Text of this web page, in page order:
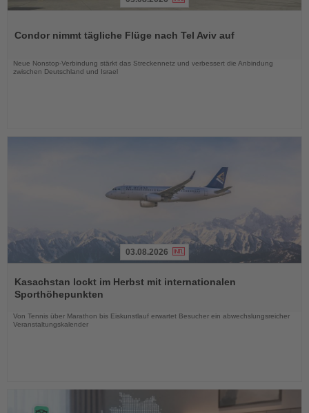
die
Condor nimmt tägliche Flüge nach Tel Aviv auf
Neue Nonstop-Verbindung stärkt das Streckennetz und verbessert die Anbindung
zwischen Deutschland und Israel
Sie
die
Nachrichten
03.08.2026
Kasachstan lockt im Herbst mit internationalen
Sporthöhepunkten
Von Tennis über Marathon bis Eiskunstlauf erwartet Besucher ein abwechslungsreicher
Veranstaltungskalender